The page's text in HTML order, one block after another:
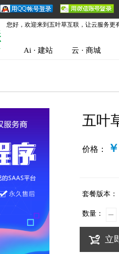
您好，欢迎来到五叶草互联，让云服务更
Ai · 建站 云 · 商城
五叶
价格：
套餐版本：
数量：
立